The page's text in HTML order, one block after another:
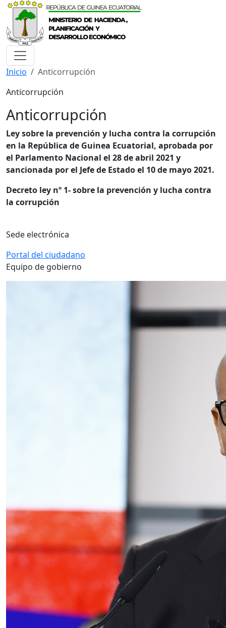
Inicio
Anticorrupción
Anticorrupción
Anticorrupción
Ley sobre la prevención y lucha contra la corrupción
en la República de Guinea Ecuatorial, aprobada por
el Parlamento Nacional el 28 de abril 2021 y
sancionada por el Jefe de Estado el 10 de mayo 2021.
Decreto ley nº 1- sobre la prevención y lucha contra
la corrupción
Sede electrónica
Portal del ciudadano
Equipo de gobierno